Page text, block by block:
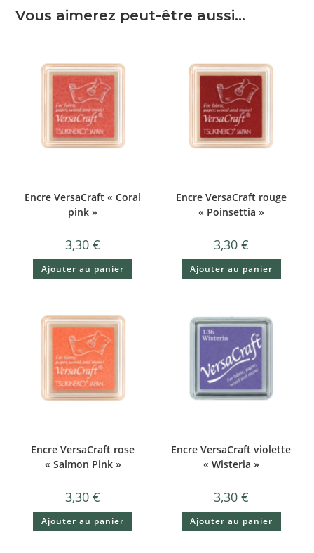
Vous aimerez peut-être aussi…
Encre VersaCraft « Coral
pink »
3,30€
Ajouter au panier
Encre VersaCraft rouge
« Poinsettia »
3,30 €
Ajouter au panier
Encre VersaCraft rose
« Salmon Pink »
3,30€
Ajouter au panier
Encre VersaCraft violette
« Wisteria »
3,30 €
Ajouter au panier